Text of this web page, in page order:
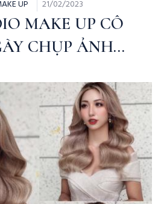
UP 21/02/2023
MAKE UP CÔ
CHỤP ẢNH
HOA